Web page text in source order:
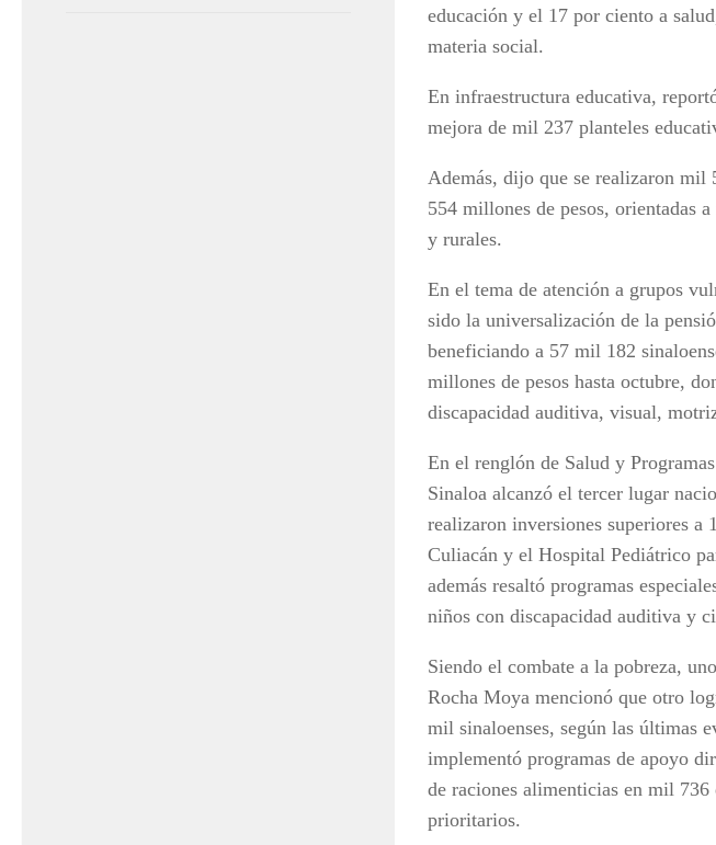
educación y el 17 por ciento a
materia social.
En infraestructura educativa,
mejora de mil 237 planteles
Además, dijo que se realizaron mil
554 millones de pesos, orientadas
y rurales.
En el tema de atención a grupos
sido la universalización de la
beneficiando a 57 mil 182
millones de pesos hasta octubre,
discapacidad auditiva, visual,
En el renglón de Salud y
Sinaloa alcanzó el tercer lugar
realizaron inversiones superiores a
Culiacán y el Hospital Pediátrico
además resaltó programas
niños con discapacidad auditiva y
Siendo el combate a la pobreza,
Rocha Moya mencionó que otro
mil sinaloenses, según las últimas
implementó programas de apoyo
de raciones alimenticias en mil 736
prioritarios.